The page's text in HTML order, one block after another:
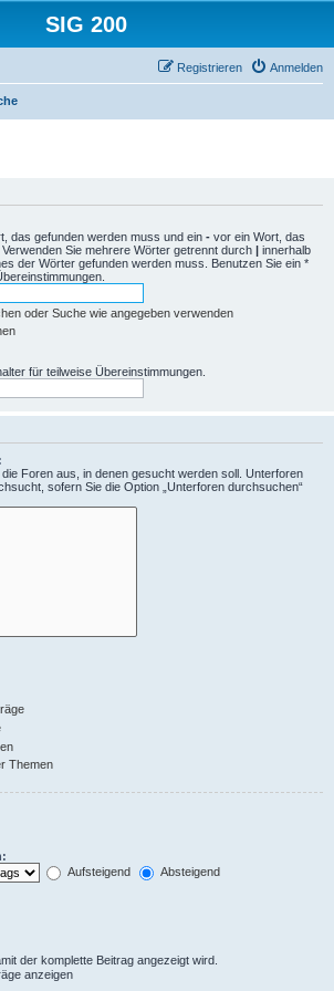
SIG 200
Anmelden
Registrieren
das gefunden werden muss und ein - vor ein Wort, das
Sie mehrere Wörter getrennt durch | innerhalb
der Wörter gefunden werden muss. Benutzen Sie ein *
oder Suche wie angegeben verwenden
für teilweise Übereinstimmungen.
Foren aus, in denen gesucht werden soll. Unterforen
sofern Sie die Option „Unterforen durchsuchen“
Themen
Aufsteigend
Absteigend
der komplette Beitrag angezeigt wird.
anzeigen